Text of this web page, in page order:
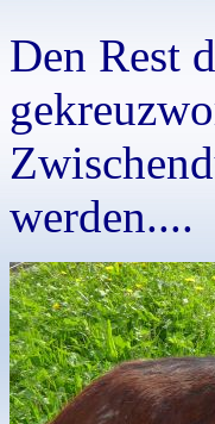
Den Rest
werden....